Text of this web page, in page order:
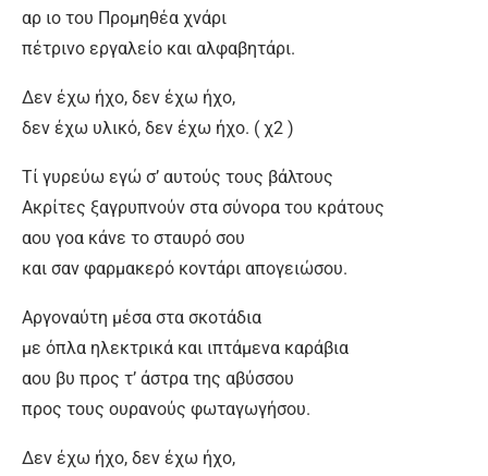
αρ ιο του Προμηθέα χνάρι
πέτρινο εργαλείο και αλφαβητάρι.
Δεν έχω ήχο, δεν έχω ήχο,
δεν έχω υλικό, δεν έχω ήχο. ( χ2 )
Τί γυρεύω εγώ σ’ αυτούς τους βάλτους
Ακρίτες ξαγρυπνούν στα σύνορα του κράτους
αου γοα κάνε το σταυρό σου
και σαν φαρμακερό κοντάρι απογειώσου.
Αργοναύτη μέσα στα σκοτάδια
με όπλα ηλεκτρικά και ιπτάμενα καράβια
αου βυ προς τ’ άστρα της αβύσσου
προς τους ουρανούς φωταγωγήσου.
Δεν έχω ήχο, δεν έχω ήχο,